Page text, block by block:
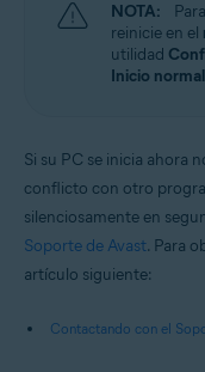
NOTA:
reinicie en el
utilidad
Inicio normal
Si su PC se inicia ahora
conflicto con otro
silenciosamente en
Soporte de Avast. Para
artículo siguiente:
Contactando con el